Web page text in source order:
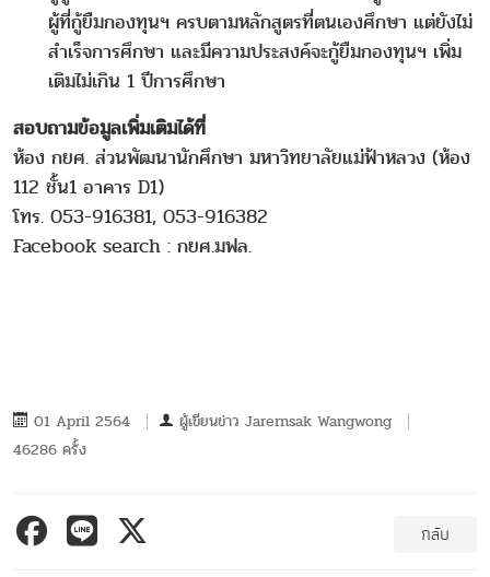
ผู้ที่กู้ยืมกองทุนฯ ครบตามหลักสูตรที่ตนเองศึกษา แต่ยังไม่
สำเร็จการศึกษา และมีความประสงค์จะกู้ยืมกองทุนฯ เพิ่ม
เติมไม่เกิน 1 ปีการศึกษา
สอบถามข้อมูลเพิ่มเติมได้ที่
ห้อง กยศ. ส่วนพัฒนานักศึกษา มหาวิทยาลัยแม่ฟ้าหลวง (ห้อง
112 ชั้น1 อาคาร D1)
โทร. 053-916381, 053-916382
Facebook search : กยศ.มฟล.
01 April 2564 ผู้เขียนข่าว Jarernsak Wangwong
46286 ครั้ง
กลับ